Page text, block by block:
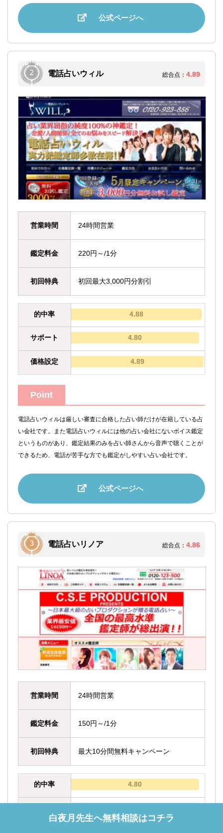
白夜月先生へ無料相談はコチラ
公式ページへ
電話占いウィル 総合点： 4.89
営業時間 24時間営業
鑑定料金 220円～/1分
初回特典 初回最大3,000円分割引
的中率 4.88
サポート 4.80
価格設定 4.89
Point
電話占いウィルは厳しい審査に合格した占い師だけが在籍している占
い会社です。また電話占いウィルには他の占い会社にないボイス鑑定
というものがあり、鑑定結果のみを占い師さんから音声で聴くことが
できるため、電話が苦手な方でも鑑定がしやすい占い会社です。
公式ページへ
電話占いリノア 総合点： 4.86
営業時間 24時間営業
鑑定料金 150円～/1分
初回特典 最大10分間無料キャンペーン
的中率 4.80